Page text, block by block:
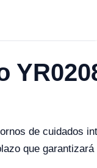
de cuidados
que